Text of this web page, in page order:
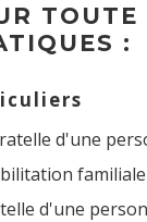
TOUTE
:
d'une
familiale
d'une